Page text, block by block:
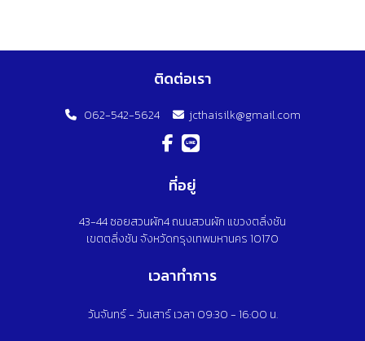
ติดต่อเรา
062-542-5624 jcthaisilk@gmail.com
ที่อยู่
43-44 ซอยสวนผัก4 ถนนสวนผัก แขวงตลิ่งชัน
เขตตลิ่งชัน จังหวัดกรุงเทพมหานคร 10170
เวลาทำการ
วันจันทร์ - วันเสาร์ เวลา 09:30 - 16:00 น.